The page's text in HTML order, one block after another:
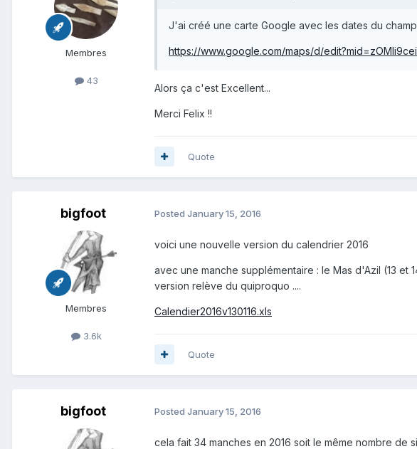
Membres
43
J'ai créé une carte Google avec les dates du
https://www.google.com/maps/d/
Alors ça c'est Excellent...
Merci Felix !!
Quote
bigfoot
Membres
3.6k
Posted January 15, 2016
voici une nouvelle version du calendrier 2016
avec une manche supplémentaire : le Mas d'Azil (13
version relève du quiproquo ....
Calendier2016v130116.xls
Quote
bigfoot Posted January 15, 2016
cela fait 34 manches en 2016 soit le même nombre